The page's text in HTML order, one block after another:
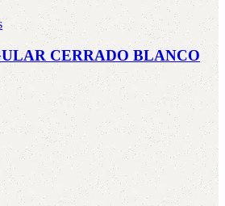
CERRADO BLANCO